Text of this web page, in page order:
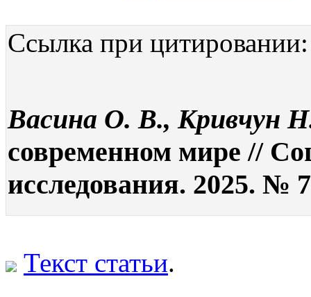
Ссылка при цитировании:
Васина О. В., Кривчун
современном мире //
исследования. 2025. №
Текст статьи.